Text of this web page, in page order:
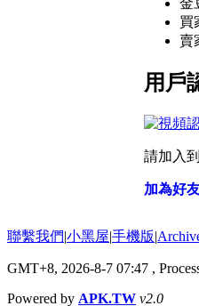
金
買
賣
用戶
請加入
加為好
聯繫我們|小黑屋|手機版|
GMT+8, 2026-8-7 07:47 ,
Powered by APK.TW v2.0